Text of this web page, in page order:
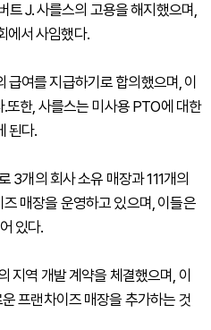
J. 사를스의 고용을 해지했으며,
에서 사임했다.
여를 지급하기로 합의했으며, 이
한, 사를스는 미사용 PTO에 대한
된다.
3개의 회사 소유 매장과 111개의
매장을 운영하고 있으며, 이들은
있다.
지역 개발 계약을 체결했으며, 이
프랜차이즈 매장을 추가하는 것